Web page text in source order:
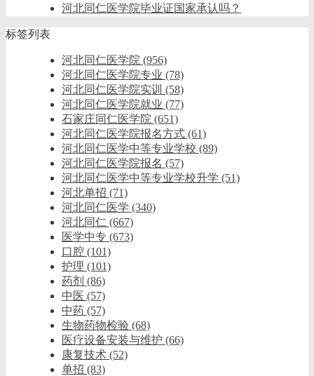
河北同仁医学院毕业证国家承认吗？
标签列表
河北同仁医学院 (956)
河北同仁医学院专业 (78)
河北同仁医学院实训 (58)
河北同仁医学院就业 (77)
石家庄同仁医学院 (651)
河北同仁医学院报名方式 (61)
河北同仁医学中等专业学校 (89)
河北同仁医学院报名 (57)
河北同仁医学中等专业学校升学 (51)
河北单招 (71)
河北同仁医学 (340)
河北同仁 (667)
医学中专 (673)
口腔 (101)
护理 (101)
药剂 (86)
中医 (57)
中药 (57)
生物药物检验 (68)
医疗设备安装与维护 (66)
康复技术 (52)
单招 (83)